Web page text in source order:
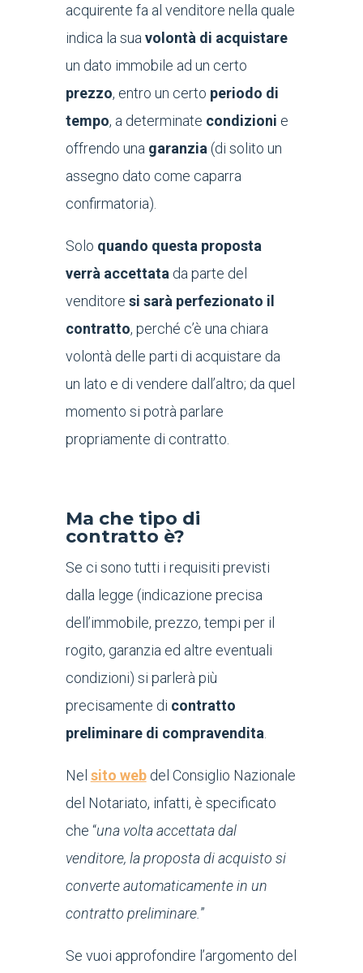
acquirente fa al venditore nella quale
indica la sua volontà di acquistare
un dato immobile ad un certo
prezzo, entro un certo periodo di
tempo, a determinate condizioni e
offrendo una garanzia (di solito un
assegno dato come caparra
confirmatoria).
Solo quando questa proposta
verrà accettata da parte del
venditore si sarà perfezionato il
contratto, perché c’è una chiara
volontà delle parti di acquistare da
un lato e di vendere dall’altro; da quel
momento si potrà parlare
propriamente di contratto.
Ma che tipo di
contratto è?
Se ci sono tutti i requisiti previsti
dalla legge (indicazione precisa
dell’immobile, prezzo, tempi per il
rogito, garanzia ed altre eventuali
condizioni) si parlerà più
precisamente di contratto
preliminare di compravendita
Nel sito webdel Consiglio Nazionale
del Notariato, infatti, è specificato
che “una volta accettata dal
venditore, la proposta di acquisto si
converte automaticamente in un
contratto preliminare. ”
Se vuoi approfondire l’argomento del